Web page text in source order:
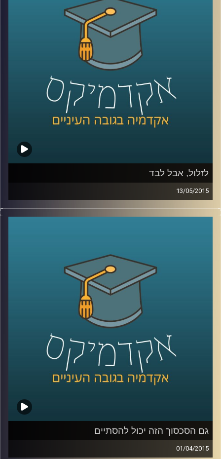
מתאימים לעולם הדיגיטלי ולשינויים הרבים
והמהירים המתרחשים בו? אילו תכונות כדאי
לשפר ולטפח על מנת להשתלב בשוק העבודה
הנוכחי, שדורש גמישות רבה ?
קרדיט תמונות: AudioVersity
לזלול, אבל לבד
13/05/2015
ליאור זלמנסון עוסק בתרבות הוירטואלית
האם פרסום הוא המודל העסקי היחיד האפשרי?
באמנות הוא מייסד ומוביל את פסטיבל
בסינמטק חולון, העוסק בהשפעות
המהפכה הדיגיטלית על חיינו, בעיקר דרך
ייצוגים בקולנוע. ליאור מספר על השפעתה של
צפיית הזלילה על קהל הצופים ועל שיחות
המסדרון שלנו, ומשם על הצורך החברתי
בקהילתיות. עוד שוחחנו על מושג הכבדות –
מדוע הפכה הקלילות כה פופולארית, אולי כדאי
שנהיה קצת כבדים?
גם הסכסוך הזה יכול להסתיים
01/04/2015